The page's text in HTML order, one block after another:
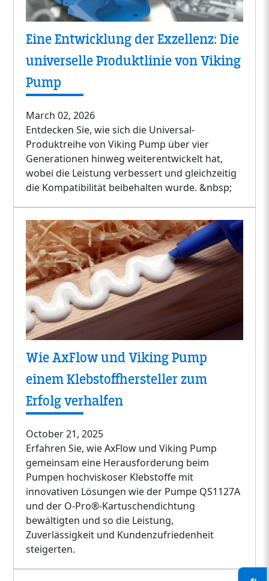
Eine Entwicklung der Exzellenz: Die
universelle Produktlinie von Viking
Pump
March 02, 2026
Entdecken Sie, wie sich die Universal-
Produktreihe von Viking Pump über vier
Generationen hinweg weiterentwickelt hat,
wobei die Leistung verbessert und gleichzeitig
die Kompatibilität beibehalten wurde. &nbsp;
Wie AxFlow und Viking Pump
einem Klebstoffhersteller zum
Erfolg verhalfen
October 21, 2025
Erfahren Sie, wie AxFlow und Viking Pump
gemeinsam eine Herausforderung beim
Pumpen hochviskoser Klebstoffe mit
innovativen Lösungen wie der Pumpe QS1127A
und der O-Pro®-Kartuschendichtung
bewältigten und so die Leistung,
Zuverlässigkeit und Kundenzufriedenheit
steigerten.